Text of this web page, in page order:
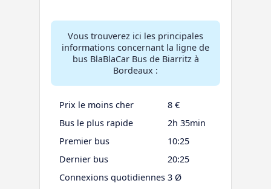
Vous trouverez ici les principales
informations concernant la ligne de
bus BlaBlaCar Bus de Biarritz à
Bordeaux :
Prix le moins cher
8 €
Bus le plus rapide
2h 35min
Premier bus
10:25
Dernier bus
20:25
Connexions quotidiennes 3 Ø